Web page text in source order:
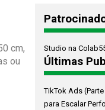
cm,
ou
Studio na
Últimas
TikTok Ads
para Escalar